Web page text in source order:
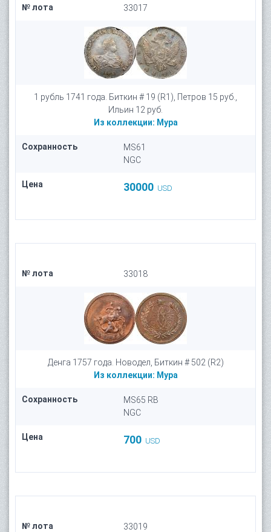
№ лота 33017
1 рубль 1741 года. Биткин # 19 (R1), Петров 15 руб.,
Ильин 12 руб.
Из коллекции: Мура
Сохранность
MS61
NGC
Цена 30000 USD
№ лота 33018
Денга 1757 года. Новодел, Биткин # 502 (R2)
Из коллекции: Мура
Сохранность
MS65 RB
NGC
Цена 700 USD
№ лота 33019